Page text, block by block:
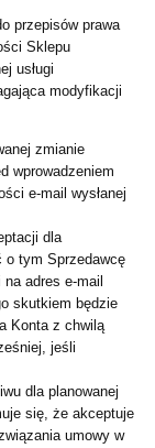
przepisów prawa
Sklepu
usługi
modyfikacji
zmianie
wprowadzeniem
e-mail wysłanej
dla
o tym Sprzedawcę
adres e-mail
skutkiem będzie
Konta z chwilą
jeśli
dla planowanej
się, że akceptuje
umowy w